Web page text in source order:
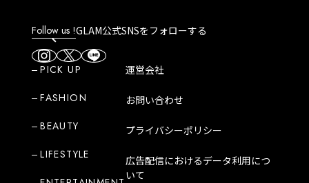
Follow us !GLAM公式SNSをフォローする
PICK UP
FASHION
BEAUTY
LIFESTYLE
運営会社
お問い合わせ
プライバシーポリシー
広告配信におけるデータ利用につ
いて